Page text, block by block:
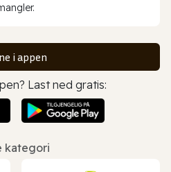
i appen
Last ned gratis:
kategori